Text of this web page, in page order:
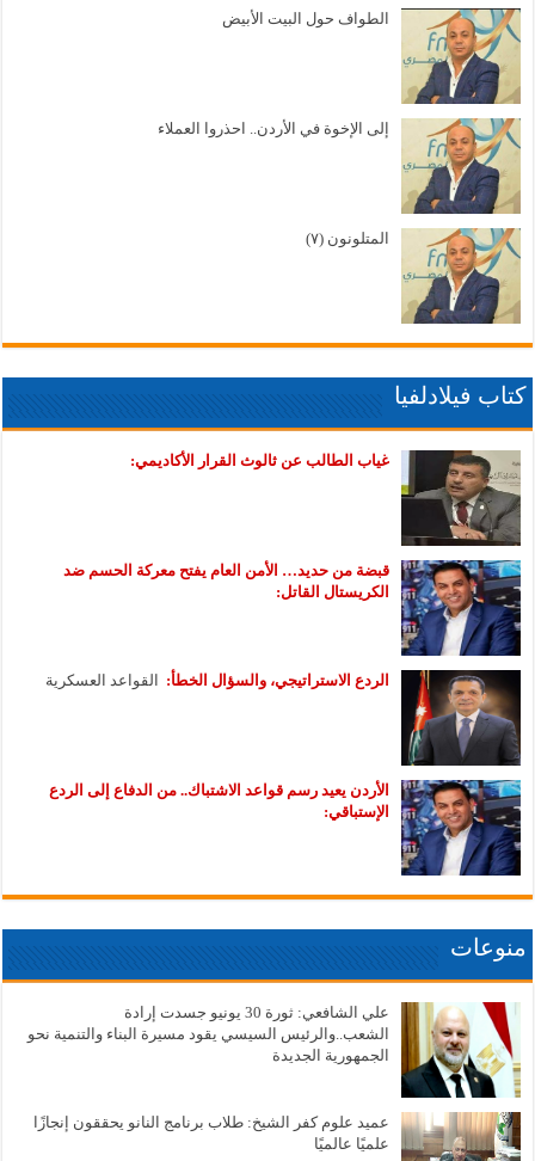
الطواف حول البيت الأبيض
إلى الإخوة في الأردن.. احذروا العملاء
المتلونون (٧)
كتاب فيلادلفيا
غياب الطالب عن ثالوث القرار الأكاديمي:
قبضة من حديد… الأمن العام يفتح معركة الحسم ضد
الكريستال القاتل:
الردع الاستراتيجي، والسؤال الخطأ: القواعد العسكرية
الأردن يعيد رسم قواعد الاشتباك.. من الدفاع إلى الردع
الإستباقي:
منوعات
علي الشافعي: ثورة 30 يونيو جسدت إرادة
الشعب..والرئيس السيسي يقود مسيرة البناء والتنمية نحو
الجمهورية الجديدة
عميد علوم كفر الشيخ: طلاب برنامج النانو يحققون إنجازًا
علميًا عالميًا